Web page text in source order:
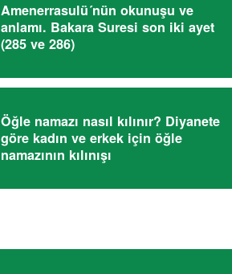
Amenerrasulü´nün okunuşu ve
anlamı. Bakara Suresi son iki ayet
(285 ve 286)
Öğle namazı nasıl kılınır? Diyanete
göre kadın ve erkek için öğle
namazının kılınışı